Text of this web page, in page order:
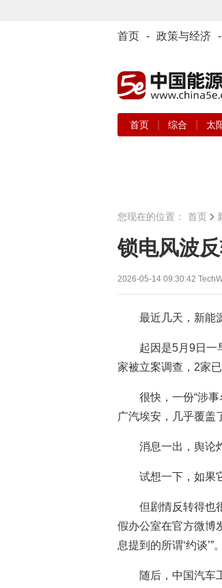
首页 - 政策与经济 -
首页 综合 太
您现在的位置： 首页
锁电风波
2026-05-14 09:30:42
最近几天，新能
起因是5月9日一
家被立案调查，2家
很快，一份“涉
广汽埃安，几乎覆盖
消息一出，舆论
试想一下，如果
但剧情反转得也
假办公室在官方微博
息提到的所谓‘约谈’”。
随后，中国汽车